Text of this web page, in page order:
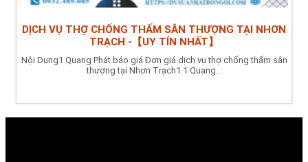
DỊCH VỤ THỢ CHỐNG THẤM SÂN THƯỢNG TẠI NHƠN
TRẠCH -【UY TÍN NHẤT】
Nội Dung1 Quang Phát báo giá Đơn giá dịch vụ thợ chống thấm sân
thượng tại Nhơn Trạch1.1 Quang...